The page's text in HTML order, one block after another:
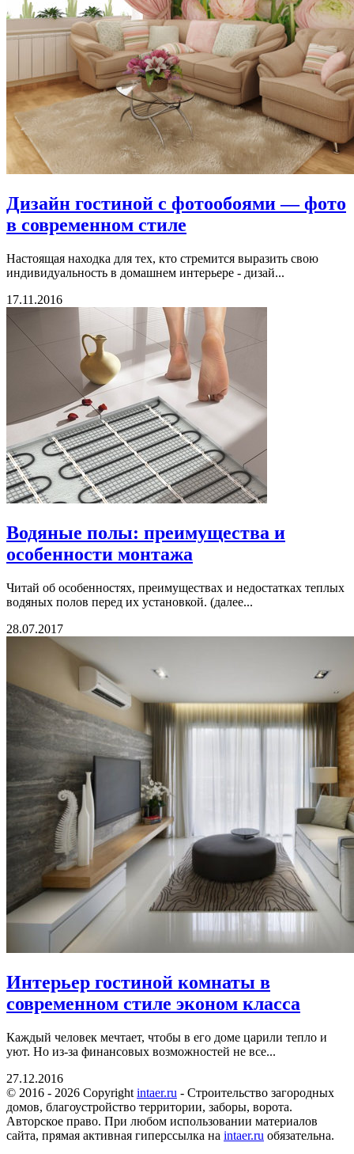
Дизайн гостиной с фотообоями — фото
в современном стиле
Настоящая находка для тех, кто стремится выразить свою
индивидуальность в домашнем интерьере - дизай...
17.11.2016
Водяные полы: преимущества и
особенности монтажа
Читай об особенностях, преимуществах и недостатках теплых
водяных полов перед их установкой. (далее...
28.07.2017
Интерьер гостиной комнаты в
современном стиле эконом класса
Каждый человек мечтает, чтобы в его доме царили тепло и
уют. Но из-за финансовых возможностей не все...
27.12.2016
© 2016 - 2026 Copyright intaer.ru - Cтроительство загородных
домов, благоустройство территории, заборы, ворота.
Авторское право. При любом использовании материалов
сайта, прямая активная гиперссылка на intaer.ru обязательна.